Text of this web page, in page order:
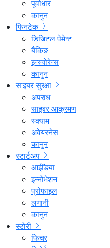
पूर्वाधार
कानुन
फिनटेक
डिजिटल पेमेन्ट
बैंकिङ
इन्स्योरेन्स
कानुन
साइबर सुरक्षा
अपराध
साइबर आक्रमण
स्क्याम
अवेयरनेस
कानुन
स्टार्टअप
आईडिया
इन्नोभेशन
प्रोफाइल
लगानी
कानुन
स्टोरी
फिचर